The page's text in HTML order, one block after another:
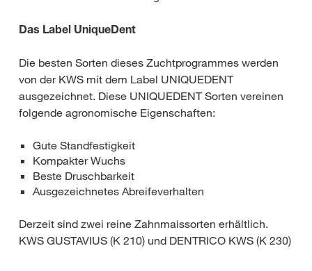
Das Label UniqueDent
Die besten Sorten dieses Zuchtprogrammes werden
von der KWS mit dem Label UNIQUEDENT
ausgezeichnet. Diese UNIQUEDENT Sorten vereinen
folgende agronomische Eigenschaften:
Gute Standfestigkeit
Kompakter Wuchs
Beste Druschbarkeit
Ausgezeichnetes Abreifeverhalten
Derzeit sind zwei reine Zahnmaissorten erhältlich.
KWS GUSTAVIUS (K 210) und DENTRICO KWS (K 230)